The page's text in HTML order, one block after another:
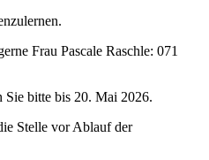
Frau Pascale Raschle: 071
Sie bitte bis 20. Mai 2026.
Stelle vor Ablauf der